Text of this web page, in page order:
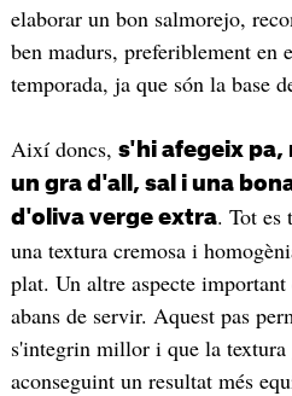
elaborar un bon salmorejo,
ben madurs, preferiblement en
temporada, ja que són la base
Així doncs, s'hi afegeix pa,
un gra d'all, sal i una
d'oliva verge extra. Tot es
una textura cremosa i
plat. Un altre aspecte
abans de servir. Aquest pas
s'integrin millor i que la textura
aconseguint un resultat més